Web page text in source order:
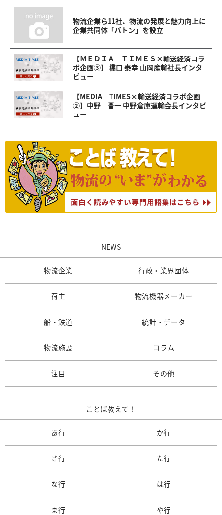
物流企業ら11社、物流の発展と魅力向上に
企業共同体「バトン」を設立
【ＭＥＤＩＡ ＴＩＭＥＳ×輸送経済コラ
ボ企画③】 橋口 泰幸 山岡産輸社長インタ
ビュー
【MEDIA TIMES×輸送経済コラボ企画
②】中野 晋一 中野倉庫運輸会長インタビ
ュー
NEWS
物流企業 行政・業界団体
荷主 物流機器メーカー
船・鉄道 統計・データ
物流施設 コラム
注目 その他
ことば教えて！
あ行 か行
さ行 た行
な行 は行
ま行 や行